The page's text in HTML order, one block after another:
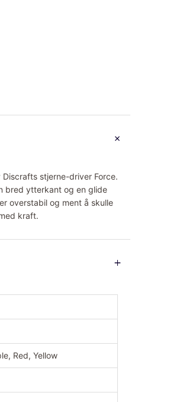
stjerne-driver Force.
bred ytterkant og en glide
overstabil og ment å skulle
kraft.
Red, Yellow